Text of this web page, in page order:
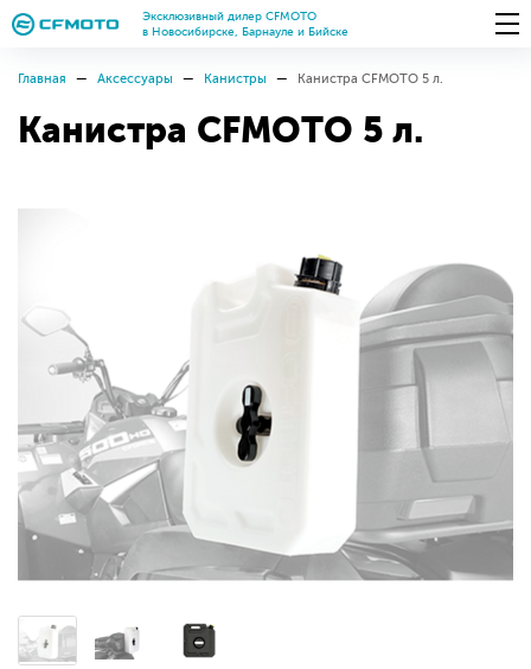
Эксклюзивный дилер CFMOTO
в Новосибирске, Барнауле и Бийске
Главная Аксессуары Канистры Канистра CFMOTO 5 л.
Канистра CFMOTO 5 л.